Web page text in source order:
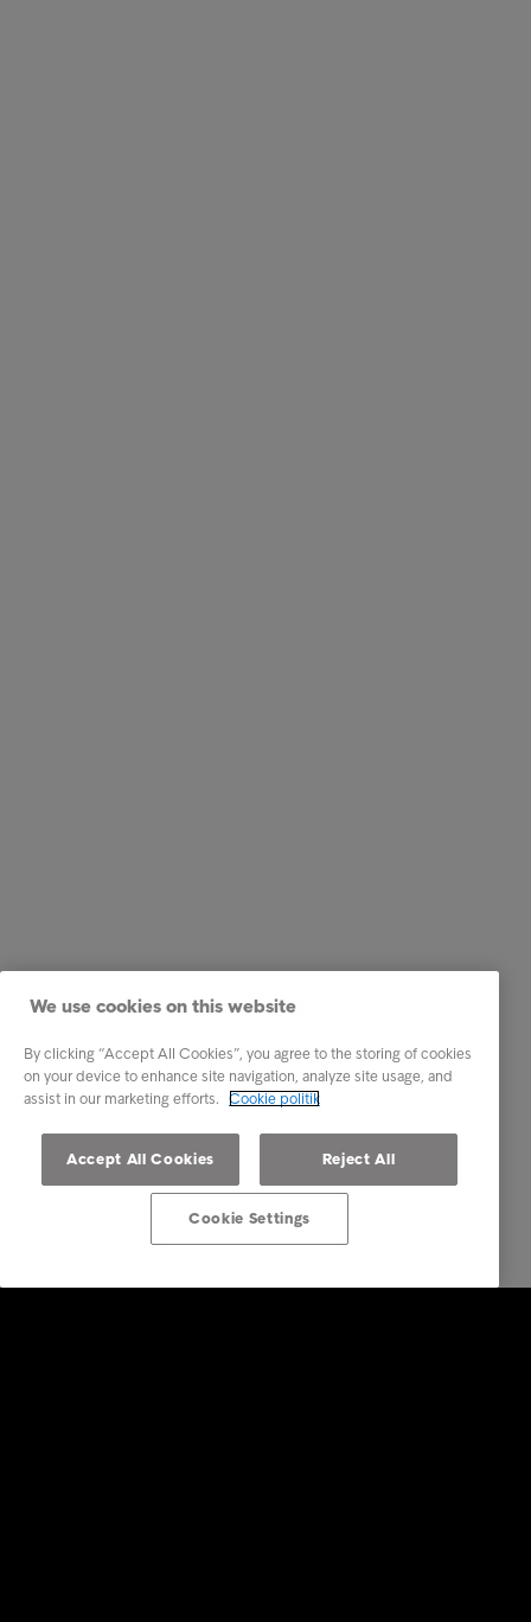
We use cookies on this website
By clicking “Accept All Cookies”, you agree to the storing of cookies
on your device to enhance site navigation, analyze site usage, and
assist in our marketing efforts. Cookie politik
Accept All Cookies Reject All
Cookie Settings